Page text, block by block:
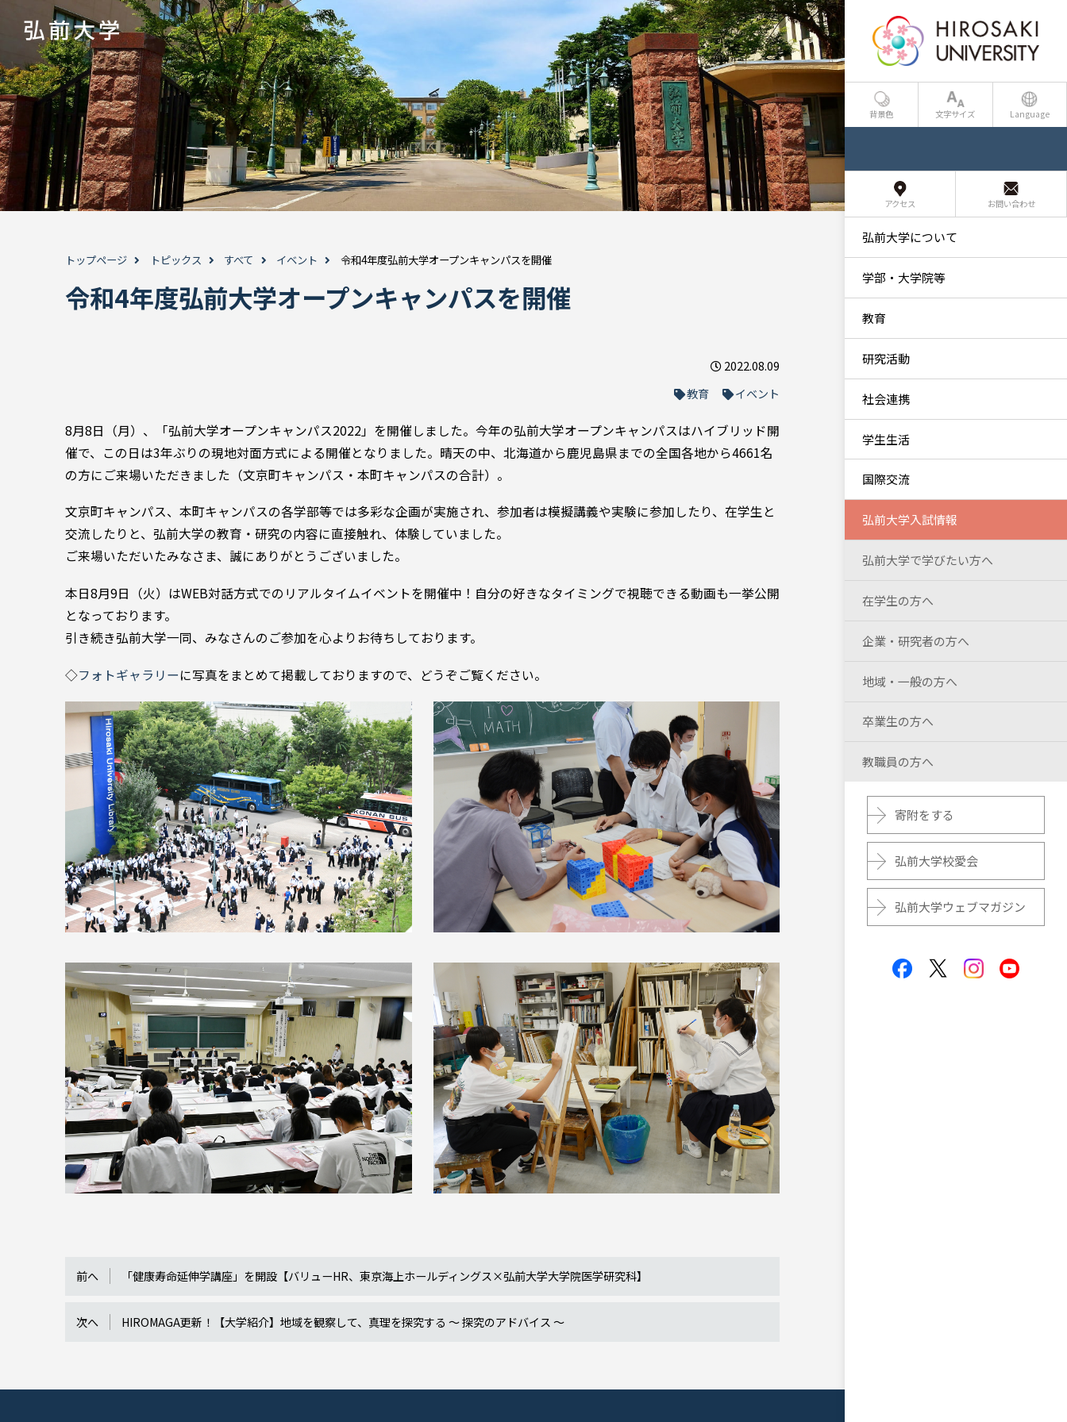
トップページ トピックス すべて イベント 令和4年度弘前大学オープンキャンパスを開催
令和4年度弘前大学オープンキャンパスを開催
2022.08.09
教育
イベント
8月8日（月）、「弘前大学オープンキャンパス2022」を開催しました。今年の弘前大学オープンキャンパスはハイブリッド開
催で、この日は3年ぶりの現地対面方式による開催となりました。晴天の中、北海道から鹿児島県までの全国各地から4661名
の方にご来場いただきました（文京町キャンパス・本町キャンパスの合計）。
文京町キャンパス、本町キャンパスの各学部等では多彩な企画が実施され、参加者は模擬講義や実験に参加したり、在学生と
交流したりと、弘前大学の教育・研究の内容に直接触れ、体験していました。
ご来場いただいたみなさま、誠にありがとうございました。
本日8月9日（火）はWEB対話方式でのリアルタイムイベントを開催中！自分の好きなタイミングで視聴できる動画も一挙公開
となっております。
引き続き弘前大学一同、みなさんのご参加を心よりお待ちしております。
◇フォトギャラリーに写真をまとめて掲載しておりますので、どうぞご覧ください。
前へ 「健康寿命延伸学講座」を開設【バリューHR、東京海上ホールディングス×弘前大学大学院医学研究科】
次へ HIROMAGA更新！【大学紹介】地域を観察して、真理を探究する ～ 探究のアドバイス ～
背景色 文字サイズ Language
アクセス お問い合わせ
弘前大学について
学部・大学院等
教育
研究活動
社会連携
学生生活
国際交流
弘前大学入試情報
弘前大学で学びたい方へ
在学生の方へ
企業・研究者の方へ
地域・一般の方へ
卒業生の方へ
教職員の方へ
寄附をする
弘前大学校愛会
弘前大学ウェブマガジン